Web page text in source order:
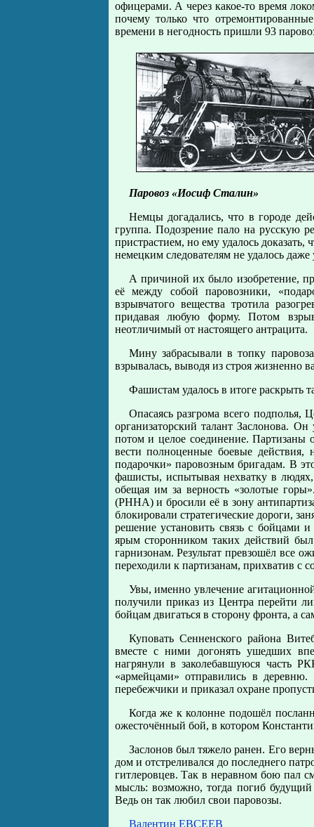
офицерами. А через какое-то время
почему только что
времени в негодность пришли 93
Паровоз «Иосиф Сталин»
Немцы догадались, что в городе
группа. Подозрение пало на русскую
пристрастием, но ему удалось
немецким следователям не удалось
А причиной их было изобретение,
её между собой паровозники,
взрывчатого вещества тротила
придавая любую форму. Потом
неотличимый от настоящего антрацита.
Мину забрасывали в топку
взрывалась, выводя из строя жизненно
Фашистам удалось в итоге раскрыть
Опасаясь разгрома всего подполья,
организаторский талант Заслонова.
потом и целое соединение. Партизаны
вести полноценные боевые
подарочки» паровозным бригадам. В
фашисты, испытывая нехватку в
обещая им за верность «золотые
(РННА) и бросили её в зону
блокировали стратегические дороги,
решение установить связь с
ярым сторонником таких действий
гарнизонам. Результат превзошёл все
переходили к партизанам, прихватив с
Увы, именно увлечение
получили приказ из Центра перейти
бойцам двигаться в сторону фронта, а
Куповать Сенненского района
вместе с ними догонять ушедших
нагрянули в заколебавшуюся часть
«армейцами» отправились в
перебежчики и приказал охране
Когда же к колонне подошёл
ожесточённый бой, в котором
Заслонов был тяжело ранен. Его
дом и отстреливался до последнего
гитлеровцев. Так в неравном бою пал
мысль: возможно, тогда погиб
Ведь он так любил свои паровозы.
Валентин ЕВСЕЕВ